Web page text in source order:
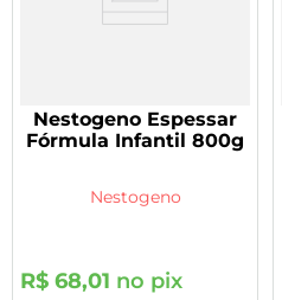
Nestogeno Espessar
Fórmula Infantil 800g
Nestogeno
R$ 68,01 no pix